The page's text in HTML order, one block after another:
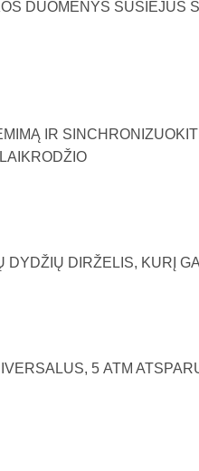
DUOMENYS SUSIEJUS
IR
DYDŽIŲ DIRŽELIS, KURĮ
5 ATM